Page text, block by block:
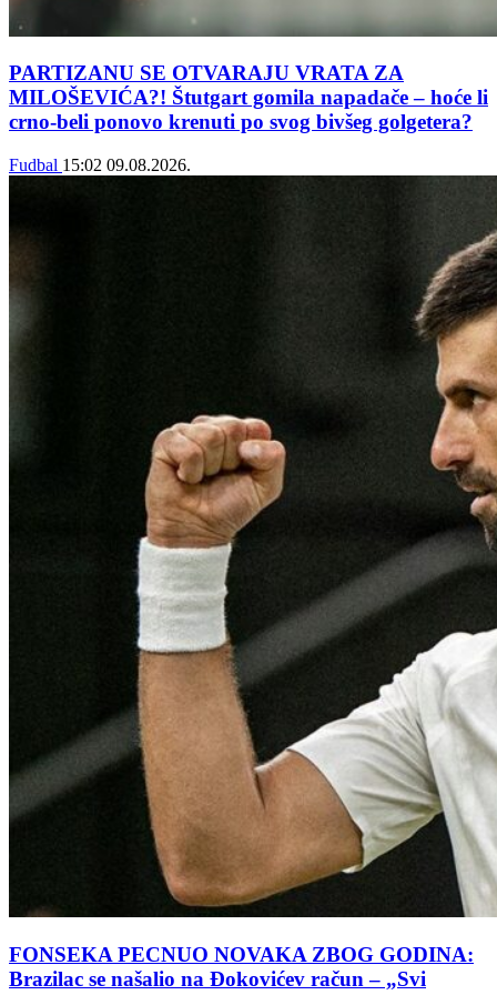
PARTIZANU SE OTVARAJU VRATA ZA
MILOŠEVIĆA?! Štutgart gomila napadače – hoće li
crno-beli ponovo krenuti po svog bivšeg golgetera?
Fudbal 15:02 09.08.2026.
FONSEKA PECNUO NOVAKA ZBOG GODINA:
Brazilac se našalio na Đokovićev račun – „Svi